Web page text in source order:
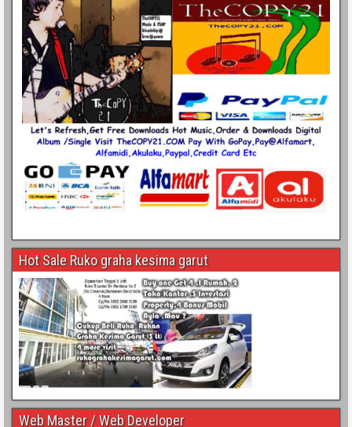
Hot Sale Ruko graha kesima garut
Web Master / Web Developer